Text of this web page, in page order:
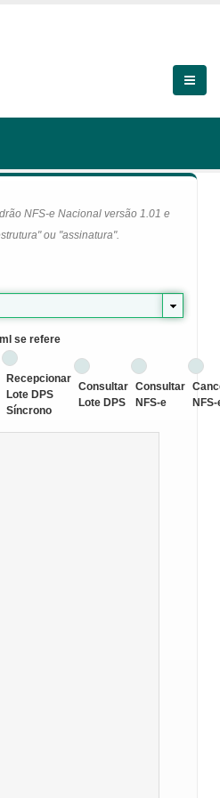
NFS-e Nacional versão 1.01 e
ou "assinatura".
se refere
Recepcionar
Lote DPS
Síncrono
Consultar
Lote DPS
Consultar
NFS-e
NFS-